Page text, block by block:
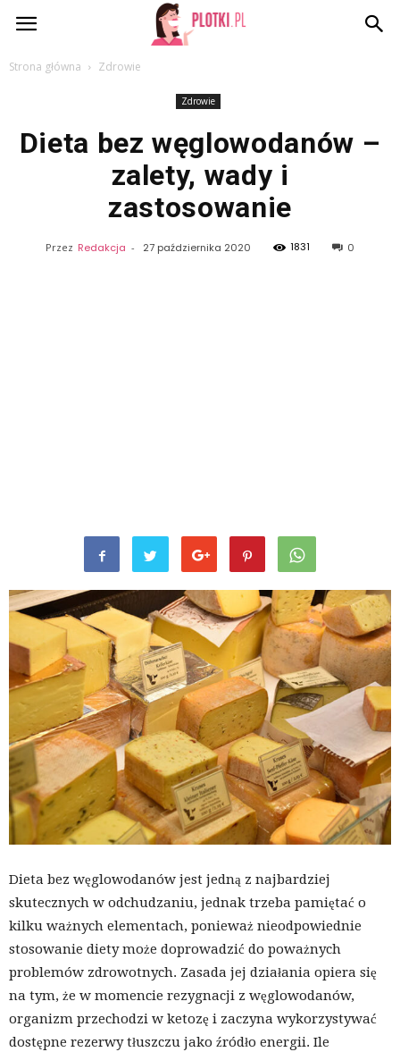
Plotki.pl
Strona główna Zdrowie
Zdrowie
Dieta bez węglowodanów –
zalety, wady i
zastosowanie
Przez Redakcja - 27 października 2020 1831 0
Dieta bez węglowodanów jest jedną z najbardziej
skutecznych w odchudzaniu, jednak trzeba pamiętać o
kilku ważnych elementach, ponieważ nieodpowiednie
stosowanie diety może doprowadzić do poważnych
problemów zdrowotnych. Zasada jej działania opiera się
na tym, że w momencie rezygnacji z węglowodanów,
organizm przechodzi w ketozę i zaczyna wykorzystywać
dostępne rezerwy tłuszczu jako źródło energii. Ile